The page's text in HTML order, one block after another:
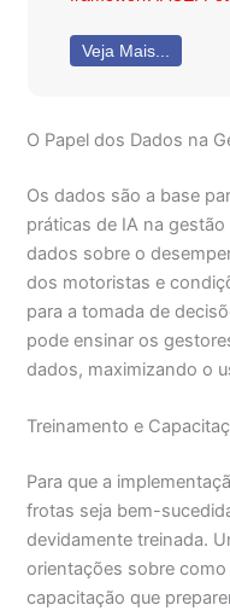
Veja Mais...
O Papel dos Dados na
Os dados são a base
práticas de IA na
dados sobre o
dos motoristas e
para a tomada de
pode ensinar os
dados, maximizando o
Treinamento e
Para que a
frotas seja bem-
devidamente treinada.
orientações sobre
capacitação que